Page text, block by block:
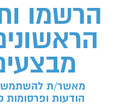
הרשמו
מאשר/ת להשתמש
הודעות